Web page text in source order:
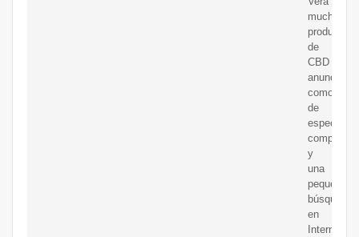
muchos
productos
de
CBD
como
de
espectro
completo,
y
una
pequeña
búsqueda
en
Internet